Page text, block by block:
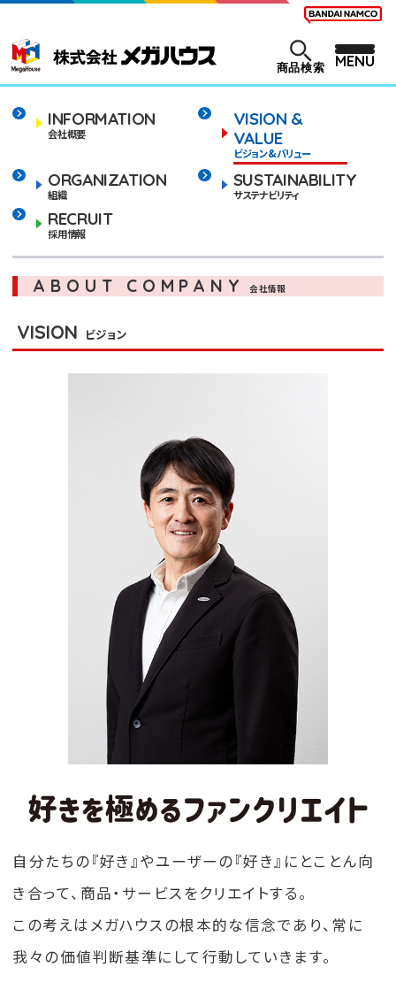
商品検索 MENU
INFORMATION
会社概要
VISION &
VALUE
ビジョン&バリュー
ORGANIZATION
組織
SUSTAINABILITY
サステナビリティ
RECRUIT
採用情報
ABOUT COMPANY 会社情報
VISION ビジョン
自分たちの『好き』やユーザーの『好き』にとことん向
き合って、商品・サービスをクリエイトする。
この考えはメガハウスの根本的な信念であり、 常に
我々の価値判断基準にして行動していきます。